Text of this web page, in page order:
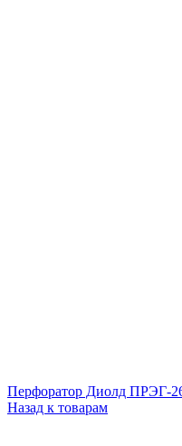
Перфоратор Диолд ПРЭГ-
Назад к товарам